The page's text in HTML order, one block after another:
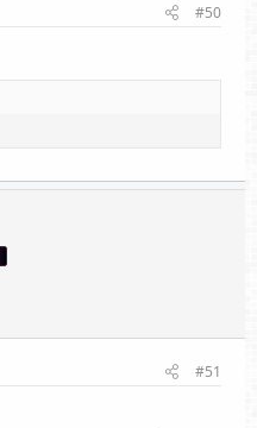
#50
#51